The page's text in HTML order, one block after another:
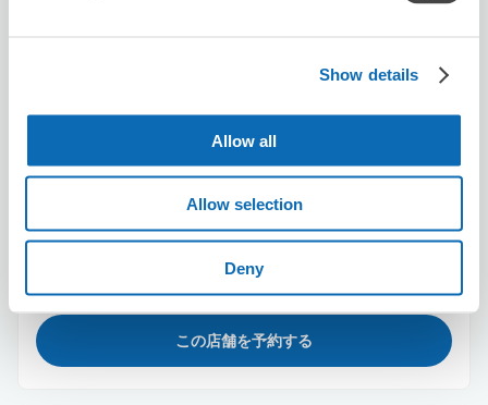
Show details
Allow all
Allow selection
Deny
保管できる荷物数
バッグサイズ:3
空き時間
8/12
この店舗を予約する